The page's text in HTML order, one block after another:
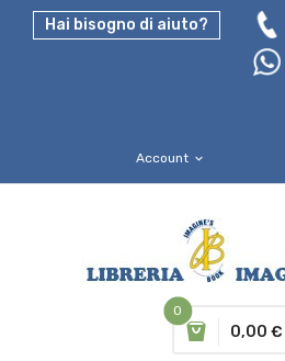
Hai bisogno di aiuto?
Account expand_more
0
0,00 €